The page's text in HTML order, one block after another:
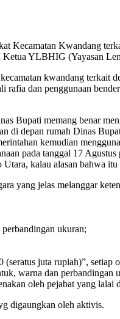
Kecamatan Kwandang
YLBHIG (Yayasan
kwandang terkait
dan penggunaan
Bupati memang benar
di depan rumah Dinas
kemudian
pada tanggal 17
kalau alasan bahwa
yang jelas melanggar
ukuran;
juta rupiah)”, setiap
warna dan perbandingan
oleh pejabat yang lalai
digaungkan oleh aktivis.